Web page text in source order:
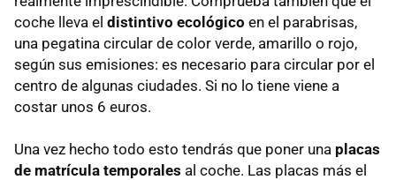
coche lleva el distintivo ecológico en el parabrisas,
una pegatina circular de color verde, amarillo o rojo,
según sus emisiones: es necesario para circular por el
centro de algunas ciudades. Si no lo tiene viene a
costar unos 6 euros.
Una vez hecho todo esto tendrás que poner una placas
de matrícula temporales al coche. Las placas más el